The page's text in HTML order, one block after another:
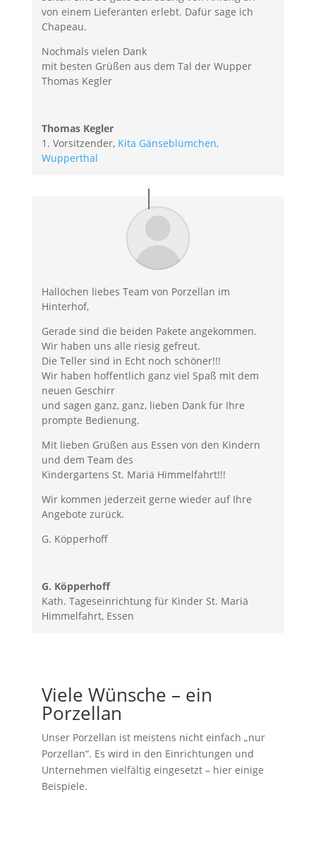
von einem Lieferanten erlebt. Dafür sage ich
Chapeau.
Nochmals vielen Dank
mit besten Grüßen aus dem Tal der Wupper
Thomas Kegler
Thomas Kegler
1. Vorsitzender, Kita Gänseblümchen,
Wupperthal
Hallöchen liebes Team von Porzellan im
Hinterhof,
Gerade sind die beiden Pakete angekommen.
Wir haben uns alle riesig gefreut.
Die Teller sind in Echt noch schöner!!!
Wir haben hoffentlich ganz viel Spaß mit dem
neuen Geschirr
und sagen ganz, ganz, lieben Dank für Ihre
prompte Bedienung.
Mit lieben Grüßen aus Essen von den Kindern
und dem Team des
Kindergartens St. Mariä Himmelfahrt!!!
Wir kommen jederzeit gerne wieder auf Ihre
Angebote zurück.
G. Köpperhoff
G. Köpperhoff
Kath. Tageseinrichtung für Kinder St. Mariä
Himmelfahrt, Essen
Viele Wünsche – ein
Porzellan
Unser Porzellan ist meistens nicht einfach „nur
Porzellan“. Es wird in den Einrichtungen und
Unternehmen vielfältig eingesetzt – hier einige
Beispiele.